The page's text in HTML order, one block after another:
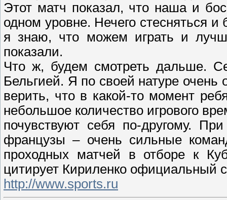
Этот матч показал, что наша и
одном уровне. Нечего стесняться
я знаю, что можем играть и
показали.
Что ж, будем смотреть дальше.
Бельгией. Я по своей натуре
верить, что в какой-то момент
небольшое количество игрового
почувствуют себя по-другому.
французы – очень сильные
проходных матчей в отборе к
цитирует Кириленко официальный
http://www.sports.ru